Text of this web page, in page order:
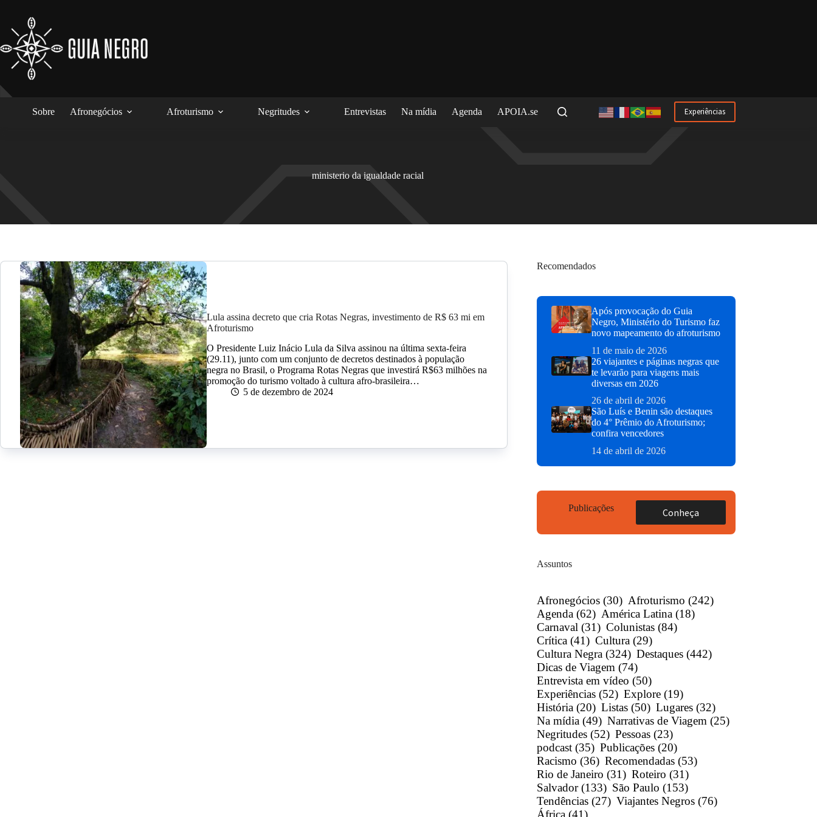
conteúdo
Sobre Afronegócios Afroturismo Negritudes Entrevistas Na mídia Agenda APOIA.se Experiências
ministerio da igualdade racial
Lula assina decreto que cria Rotas Negras, investimento de R$ 63 mi em
Afroturismo
O Presidente Luiz Inácio Lula da Silva assinou na última sexta-feira
(29.11), junto com um conjunto de decretos destinados à população
negra no Brasil, o Programa Rotas Negras que investirá R$63 milhões na
promoção do turismo voltado à cultura afro-brasileira…
5 de dezembro de 2024
Recomendados
Após provocação do Guia
Negro, Ministério do Turismo faz
novo mapeamento do afroturismo
11 de maio de 2026
26 viajantes e páginas negras que
te levarão para viagens mais
diversas em 2026
26 de abril de 2026
São Luís e Benin são destaques
do 4° Prêmio do Afroturismo;
confira vencedores
14 de abril de 2026
Publicações Conheça
Assuntos
Afronegócios (30) Afroturismo (242)
Agenda (62) América Latina (18)
Carnaval (31) Colunistas (84)
Crítica (41) Cultura (29)
Cultura Negra (324) Destaques (442)
Dicas de Viagem (74)
Entrevista em vídeo (50)
Experiências (52) Explore (19)
História (20) Listas (50) Lugares (32)
Na mídia (49) Narrativas de Viagem (25)
Negritudes (52) Pessoas (23)
podcast (35) Publicações (20)
Racismo (36) Recomendadas (53)
Rio de Janeiro (31) Roteiro (31)
Salvador (133) São Paulo (153)
Tendências (27) Viajantes Negros (76)
África (41)